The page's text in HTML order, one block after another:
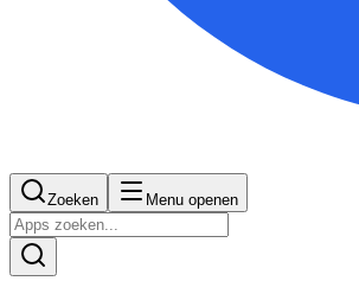
Zoeken Menu openen